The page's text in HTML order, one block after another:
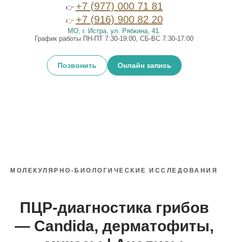
👉 +7 (977) 000 71 81
👉 +7 (916) 900 82 20
МО, г. Истра, ул. Рябкина, 41.
График работы ПН-ПТ 7:30-19:00, СБ-ВС 7:30-17:00
Позвонить Онлайн запись
МОЛЕКУЛЯРНО-БИОЛОГИЧЕСКИЕ ИССЛЕДОВАНИЯ
ПЦР-диагностика грибов
— Candida, дерматофиты,